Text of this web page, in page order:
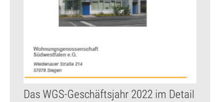
Das WGS-Geschäftsjahr 2022 im Detail